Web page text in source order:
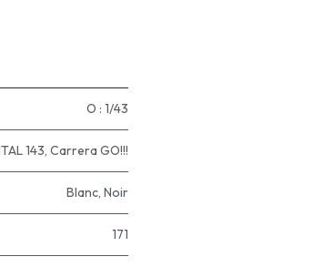
O : 1/43
143, Carrera GO!!!
Blanc, Noir
171